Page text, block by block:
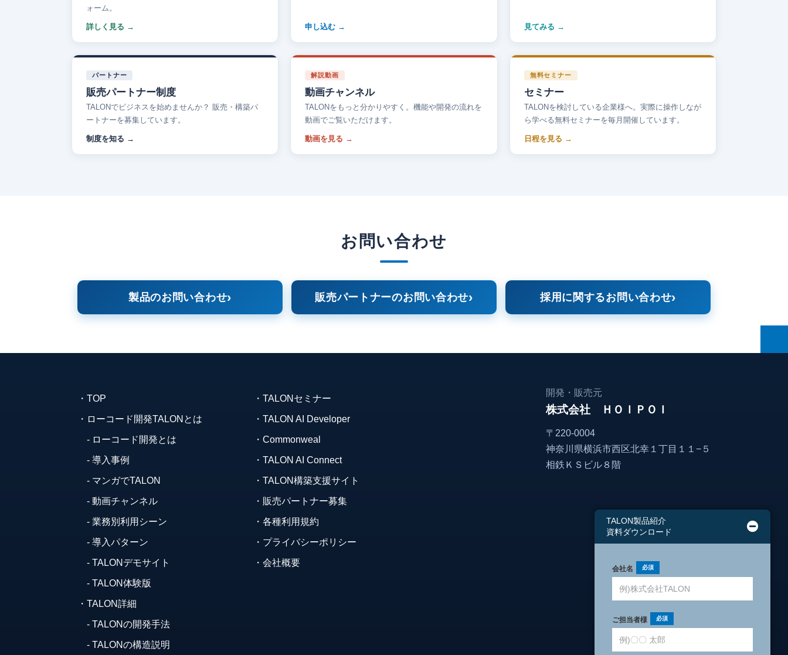
ォーム。
詳しく見る 申し込む 見てみる
パートナー
販売パートナー制度
TALONでビジネスを始めませんか？ 販売・構築パ
ートナーを募集しています。
制度を知る
解説動画
動画チャンネル
TALONをもっと分かりやすく。機能や開発の流れを
動画でご覧いただけます。
動画を見る
無料セミナー
セミナー
TALONを検討している企業様へ。実際に操作しなが
ら学べる無料セミナーを毎月開催しています。
日程を見る
お問い合わせ
製品のお問い合わせ 販売パートナーのお問い合わせ 採用に関するお問い合わせ
TALON製品紹介
資料ダウンロード
会社名
ご担当者様
TOP
ローコード開発TALONとは
ローコード開発とは
導入事例
マンガでTALON
動画チャンネル
業務別利用シーン
導入パターン
TALONデモサイト
TALON体験版
TALON詳細
TALONの開発手法
TALONの構造説明
TALONセミナー
TALON AI Developer
Commonweal
TALON AI Connect
TALON構築支援サイト
販売パートナー募集
各種利用規約
プライバシーポリシー
会社概要
開発・販売元
株式会社 ＨＯＩＰＯＩ
〒220-0004
神奈川県横浜市西区北幸１丁目１１−５
相鉄ＫＳビル８階